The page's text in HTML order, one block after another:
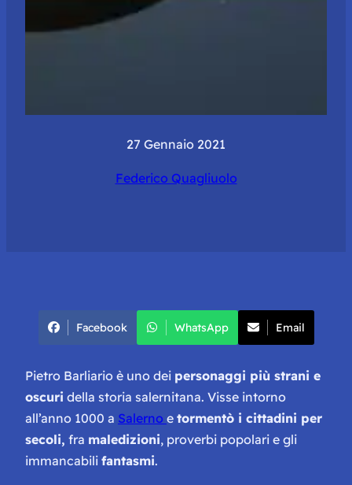
27 Gennaio 2021
Federico Quagliuolo
Facebook WhatsApp Email
Pietro Barliario è uno dei personaggi più strani e
oscuri della storia salernitana. Visse intorno
all’anno 1000 a Salerno e tormentò i cittadini per
secoli, fra maledizioni, proverbi popolari e gli
immancabili fantasmi.